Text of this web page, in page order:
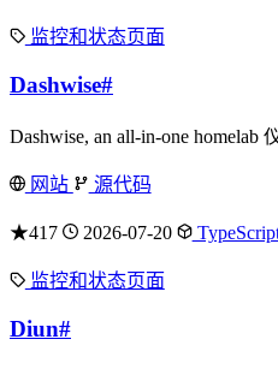
监控和状态页面
Dashwise#
Dashwise, an all-in-one homelab
网站 源代码
★417 2026-07-20
监控和状态页面
Diun#